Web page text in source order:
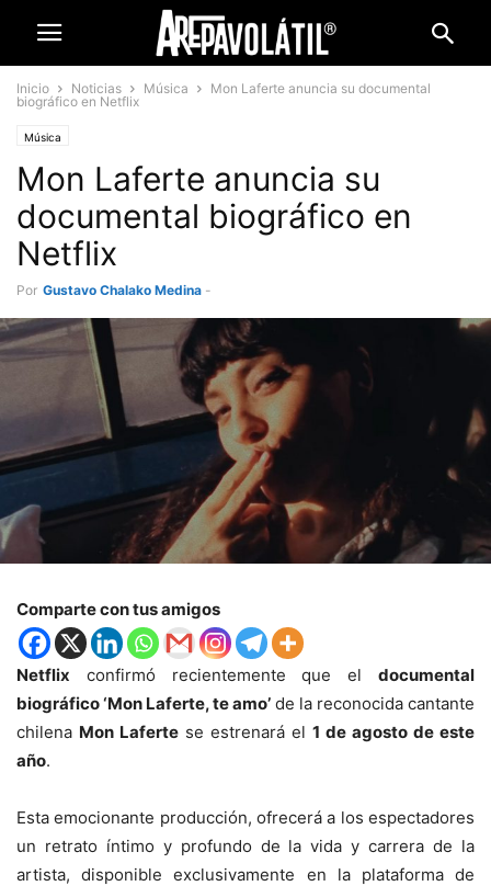
Inicio Noticias Música
Mon Laferte anuncia su documental
biográfico en Netflix
Música
Mon Laferte anuncia su
documental biográfico en
Netflix
Por Gustavo Chalako Medina -
Comparte con tus amigos
Netflix confirmó recientemente que el documental
biográfico ‘Mon Laferte, te amo’ de la reconocida cantante
chilena Mon Laferte se estrenará el 1 de agosto de este
año.
Esta emocionante producción, ofrecerá a los espectadores
un retrato íntimo y profundo de la vida y carrera de la
artista, disponible exclusivamente en la plataforma de